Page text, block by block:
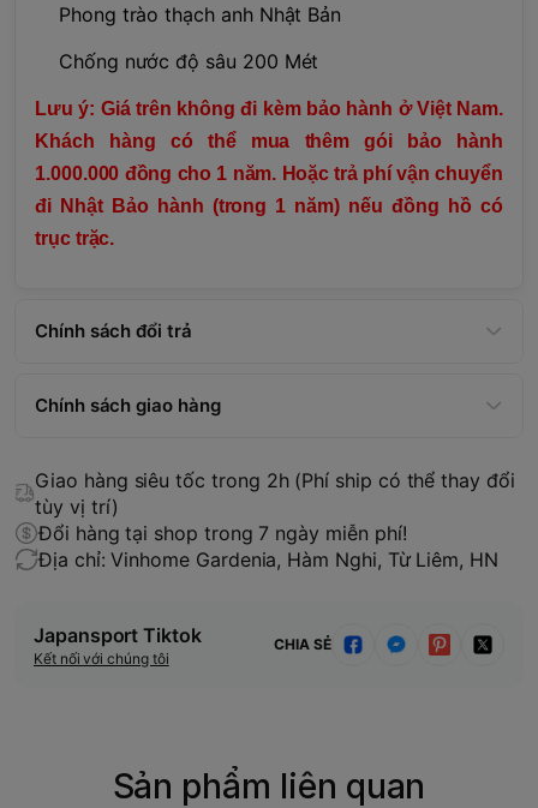
Phong trào thạch anh Nhật Bản
Chống nước độ sâu 200 Mét
Lưu ý: Giá trên không đi kèm bảo hành ở Việt Nam.
Khách hàng có thể mua thêm gói bảo hành
1.000.000 đồng cho 1 năm. Hoặc trả phí vận chuyển
đi Nhật Bảo hành (trong 1 năm) nếu đồng hồ có
trục trặc.
Chính sách đổi trả
Chính sách giao hàng
Giao hàng siêu tốc trong 2h (Phí ship có thể thay đổi
tùy vị trí)
Đổi hàng tại shop trong 7 ngày miễn phí!
Địa chỉ: Vinhome Gardenia, Hàm Nghi, Từ Liêm, HN
Japansport Tiktok
Kết nối với chúng tôi
CHIA SẺ
Sản phẩm liên quan